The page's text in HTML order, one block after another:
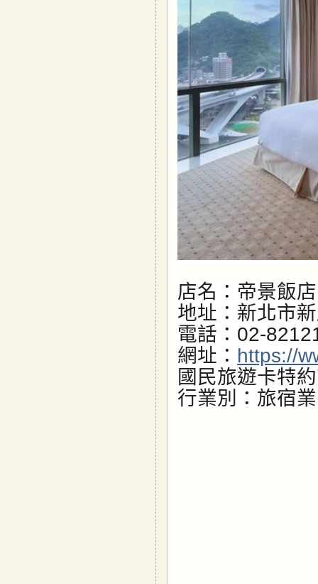
店名：帝景飯店
地址：新北市
電話：02-
網址： https://
國民旅遊卡特
行業別：旅宿業